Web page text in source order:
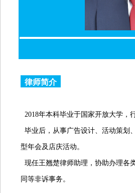
律师简介
2018年本科毕业于国家开放大学，
毕业后，从事广告设计、活动策划
型年会及店庆活动。
现任王翘楚律师助理，协助办理各
同等非诉事务。